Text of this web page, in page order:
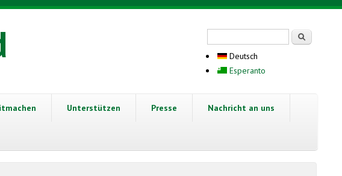
Deutsch
Esperanto
Unterstützen Presse Nachricht an uns